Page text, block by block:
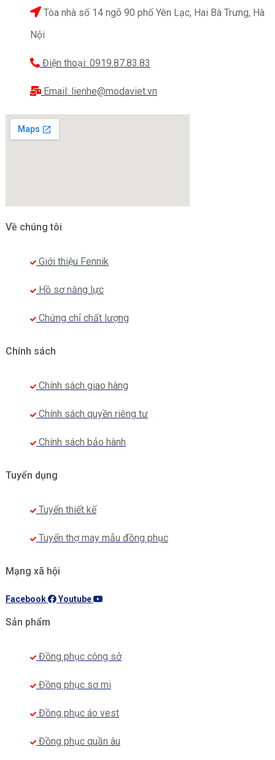
Tòa nhà số 14 ngõ 90 phố Yên Lạc, Hai Bà Trưng, Hà
Nội
Điện thoại: 0919.87.83.83
Email: lienhe@modaviet.vn
Về chúng tôi
Giới thiệu Fennik
Hồ sơ năng lực
Chứng chỉ chất lượng
Chính sách
Chính sách giao hàng
Chính sách quyền riêng tư
Chính sách bảo hành
Tuyển dụng
Tuyển thiết kế
Tuyển thợ may mẫu đồng phục
Mạng xã hội
Facebook Youtube
Sản phẩm
Đồng phục công sở
Đồng phục sơ mi
Đồng phục áo vest
Đồng phục quần âu